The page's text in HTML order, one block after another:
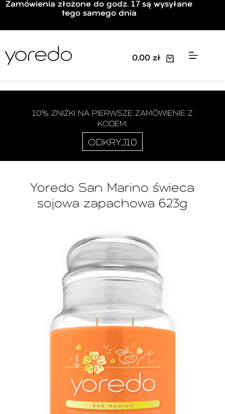
Zamówienia złożone do godz. 17 są wysyłane
tego samego dnia
0,00zł
10% ZNIŻKI NA PIERWSZE ZAMÓWIENIE Z
KODEM:
ODKRYJ10
Yoredo San Marino świeca
sojowa zapachowa 623g